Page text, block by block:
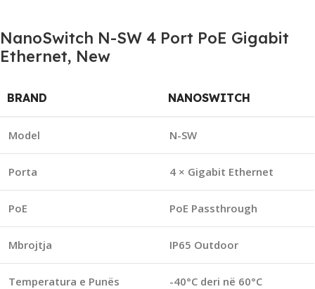
NanoSwitch N-SW 4 Port PoE Gigabit
Ethernet, New
BRAND NANOSWITCH
Model N-SW
Porta 4 × Gigabit Ethernet
PoE PoE Passthrough
Mbrojtja IP65 Outdoor
Temperatura e Punës -40°C deri në 60°C